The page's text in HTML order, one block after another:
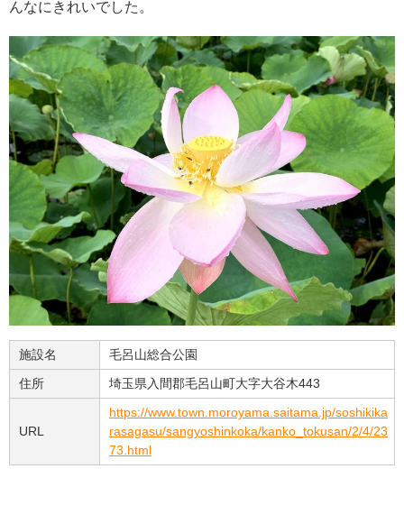
んなにきれいでした。
施設名
毛呂山総合公園
住所
埼玉県入間郡毛呂山町大字大谷木443
URL
https://www.town.moroyama.saitama.jp/soshikika
rasagasu/sangyoshinkoka/kanko_tokusan/2/4/23
73.html